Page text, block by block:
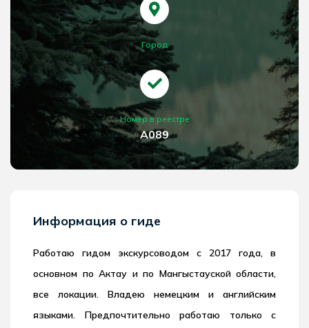
Город
Номер в реестре
A089
Информация о гиде
Работаю гидом экскурсоводом с 2017 года, в
основном по Актау и по Мангыстауской области,
все локации. Владею немецким и английским
языками. Предпочтительно работаю только с